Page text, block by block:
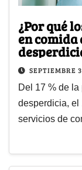
¿Por qué
en
SEPTIEMBRE
Del 17 % de
desperdicia, el
servicios de